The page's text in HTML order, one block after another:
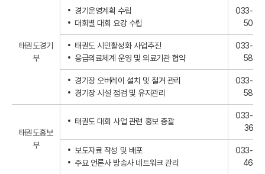
태권도경기
부
경기운영계획 수립
대회별 대회 요강 수립
033-
5080
태권도 시민활성화 사업추진
응급의료체계 운영 및 의료기관 협약
033-
5880
경기장 오버레이 설치 및 철거 관리
경기장 시설 점검 및 유지관리
033-
5884
태권도홍보
부
태권도 대회 사업 관련 홍보 총괄
033-
3661
보도자료 작성 및 배포
주요 언론사 방송사 네트워크 관리
033-
4696